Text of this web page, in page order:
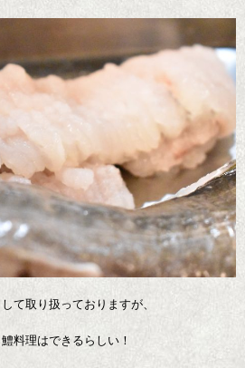
て取り扱っておりますが、
料理はできるらしい！